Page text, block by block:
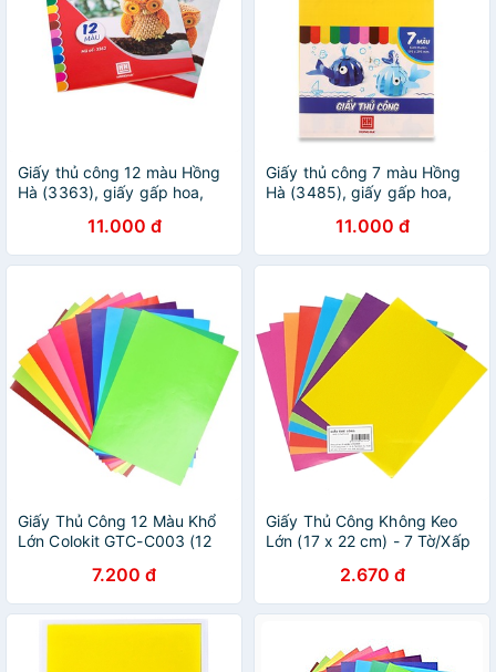
Giấy thủ công 12 màu Hồng
Hà (3363), giấy gấp hoa,
11.000 đ
Giấy thủ công 7 màu Hồng
Hà (3485), giấy gấp hoa,
11.000 đ
Giấy Thủ Công 12 Màu Khổ
Lớn Colokit GTC-C003 (12
7.200 đ
Giấy Thủ Công Không Keo
Lớn (17 x 22 cm) - 7 Tờ/Xấp
2.670 đ